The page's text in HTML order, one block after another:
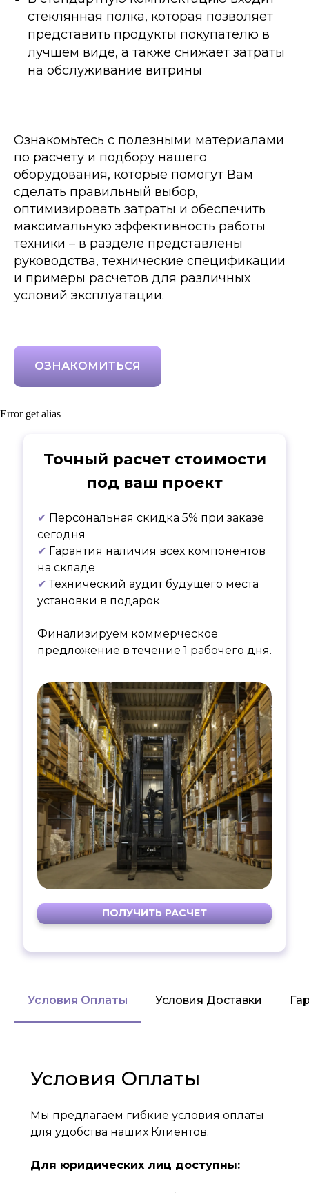
стеклянная полка, которая позволяет
представить продукты покупателю в
лучшем виде, а также снижает затраты
на обслуживание витрины
Ознакомьтесь с полезными материалами
по расчету и подбору нашего
оборудования, которые помогут Вам
сделать правильный выбор,
оптимизировать затраты и обеспечить
максимальную эффективность работы
техники – в разделе представлены
руководства, технические спецификации
и примеры расчетов для различных
условий эксплуатации.
ОЗНАКОМИТЬСЯ
Error get alias
Точный расчет стоимости
под ваш проект
✔ Персональная скидка 5% при заказе
сегодня
✔ Гарантия наличия всех компонентов
на складе
✔Технический аудит будущего места
установки в подарок
Финализируем коммерческое
предложение в течение 1 рабочего дня.
ПОЛУЧИТЬ РАСЧЕТ
Условия Оплаты Условия Доставки
Условия Оплаты
Мы предлагаем гибкие условия оплаты
для удобства наших Клиентов.
Для юридических лиц доступны: